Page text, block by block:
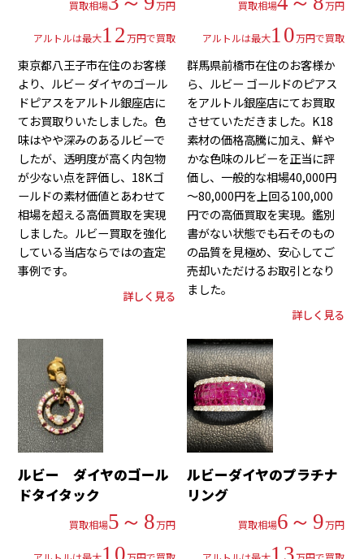
買取相場 万円
アルトルは最大12万円で買取
東京都八王子市在住のお客様
より、ルビー ダイヤのゴール
ドピアスをアルトル銀座店に
てお買取りいたしました。色
味はやや深みのあるルビーで
したが、透明度が高く内包物
が少ない点を評価し、18Kゴ
ールドの素材価値とあわせて
相場を超える高価買取を実現
しました。ルビー買取を強化
している当店ならではの査定
事例です。
詳しく見る
買取相場 万円
アルトルは最大10万円で買取
群馬県前橋市在住のお客様か
ら、ルビー ゴールドのピアス
をアルトル銀座店にてお買取
させていただきました。K18
素材の価格高騰に加え、鮮や
かな色味のルビーを正当に評
価し、一般的な相場40,000円
～80,000円を上回る100,000
円での高価買取を実現。鑑別
書がない状態でも石そのもの
の品質を見極め、安心してご
売却いただけるお取引となり
ました。
詳しく見る
ルビー ダイヤのゴール
ドタイタック
買取相場5～8万円
ルビーダイヤのプラチナ
リング
買取相場6～9万円